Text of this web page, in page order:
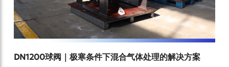
DN1200球阀｜极寒条件下混合气体处理的解决方案